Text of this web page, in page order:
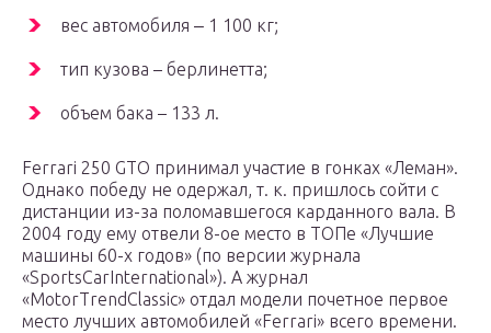
вес автомобиля ‒ 1 100 кг;
тип кузова – берлинетта;
объем бака – 133 л.
Ferrari 250 GTO принимал участие в гонках «Леман».
Однако победу не одержал, т. к. пришлось сойти с
дистанции из-за поломавшегося карданного вала. В
2004 году ему отвели 8-ое место в ТОПе «Лучшие
машины 60-х годов» (по версии журнала
«SportsCarInternational»). А журнал
«MotorTrendClassic» отдал модели почетное первое
место лучших автомобилей «Ferrari» всего времени.